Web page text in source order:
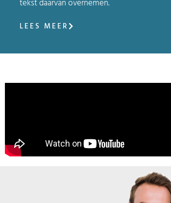
tekst daarvan overnemen.
LEES MEER